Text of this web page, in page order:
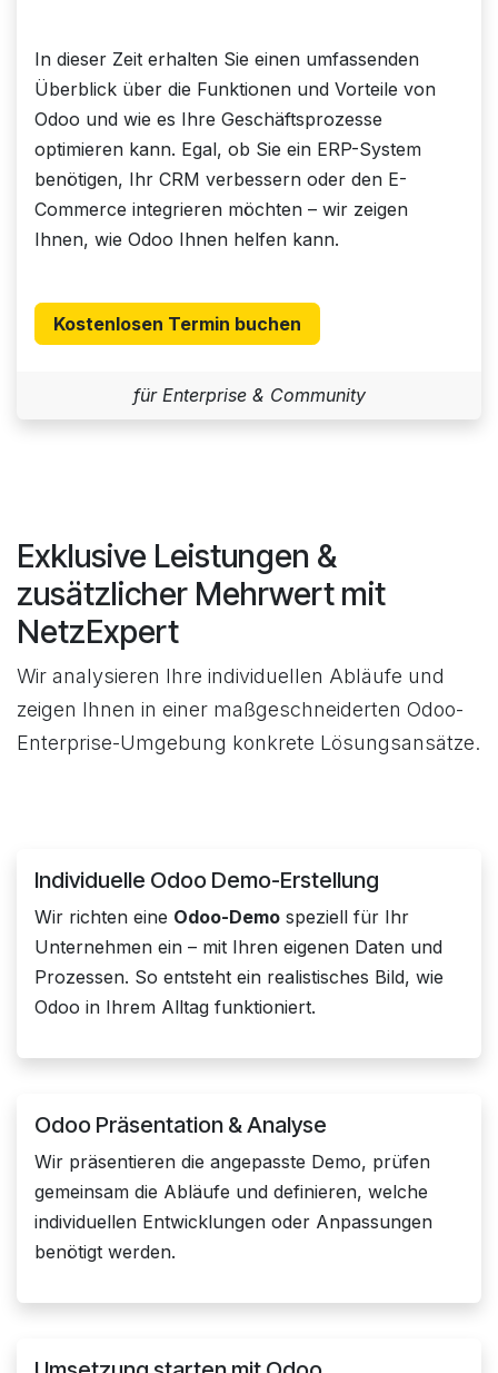
In dieser Zeit erhalten Sie einen umfassenden
Überblick über die Funktionen und Vorteile von
Odoo und wie es Ihre Geschäftsprozesse
optimieren kann. Egal, ob Sie ein ERP-System
benötigen, Ihr CRM verbessern oder den E-
Commerce integrieren möchten – wir zeigen
Ihnen, wie Odoo Ihnen helfen kann.
Kostenlosen Termin buchen
für Enterprise & Community
Exklusive Leistungen &
zusätzlicher Mehrwert mit
NetzExpert
Wir analysieren Ihre individuellen Abläufe und
zeigen Ihnen in einer maßgeschneiderten Odoo-
Enterprise-Umgebung konkrete Lösungsansätze.
Individuelle Odoo Demo-Erstellung
Wir richten eine Odoo-Demo speziell für Ihr
Unternehmen ein – mit Ihren eigenen Daten und
Prozessen. So entsteht ein realistisches Bild, wie
Odoo in Ihrem Alltag funktioniert.
Odoo Präsentation & Analyse
Wir präsentieren die angepasste Demo, prüfen
gemeinsam die Abläufe und definieren, welche
individuellen Entwicklungen oder Anpassungen
benötigt werden.